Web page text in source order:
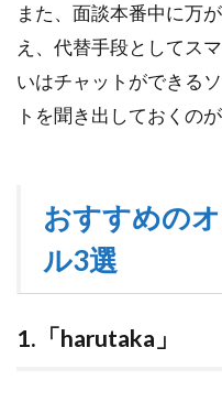
また、面談本番中に万
え、代替手段としてス
いはチャットができる
トを聞き出しておくの
おすすめの
ル3選
1.「harutaka」